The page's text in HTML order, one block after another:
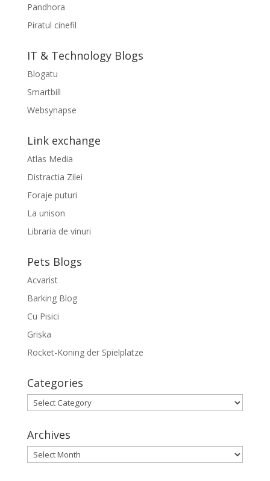
Pandhora
Piratul cinefil
IT & Technology Blogs
Blogatu
Smartbill
Websynapse
Link exchange
Atlas Media
Distractia Zilei
Foraje puturi
La unison
Libraria de vinuri
Pets Blogs
Acvarist
Barking Blog
Cu Pisici
Griska
Rocket-Koning der Spielplatze
Categories
Categories
Archives
Archives